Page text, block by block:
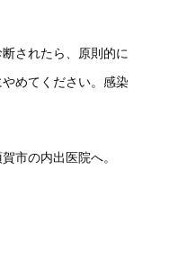
されたら、原則的に
めてください。感染
市の内出医院へ。